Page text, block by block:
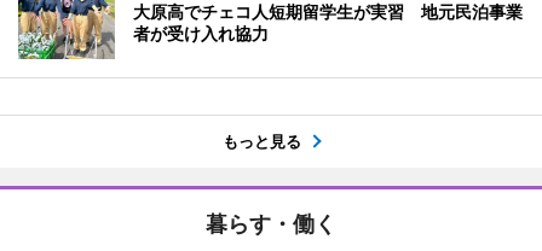
大原高でチェコ人短期留学生が実習 地元民泊事業
者が受け入れ協力
もっと見る
暮らす・働く